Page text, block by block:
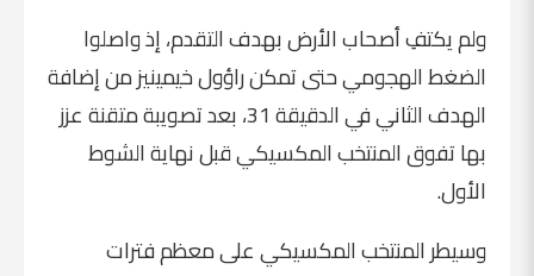
ولم يكتفِ أصحاب الأرض بهدف التقدم، إذ واصلوا
الضغط الهجومي حتى تمكنراؤول خيمينيزمن إضافة
الهدف الثاني في الدقيقة 31، بعد تصويبة متقنة عزز
بها تفوق المنتخب المكسيكي قبل نهاية الشوط
الأول.
وسيطر المنتخب المكسيكي على معظم فترات